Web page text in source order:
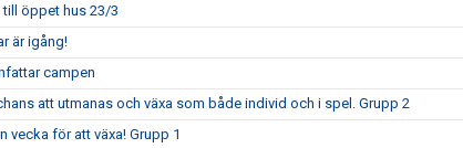
öppet hus 23/3
är igång!
campen
att utmanas och växa som både individ och i spel. Grupp 2
vecka för att växa! Grupp 1